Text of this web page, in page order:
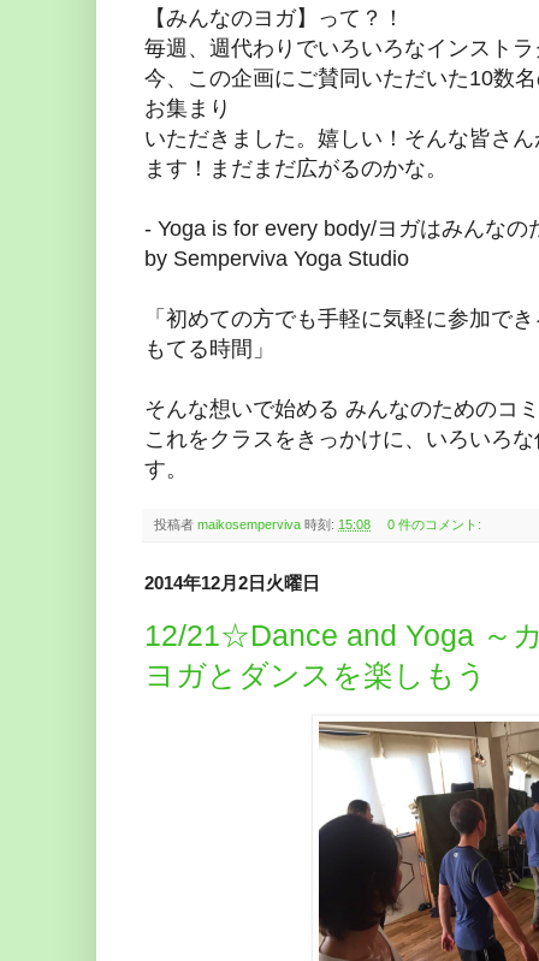
【みんなのヨガ】って？！
毎週、週代わりでいろいろなインスト
今、この企画にご賛同いただいた10数
お集まり
いただきました。嬉しい！そんな皆さ
ます！まだまだ広がるのかな。
- Yoga is for every body/ヨガはみんなの
by Semperviva Yoga Studio
「初めての方でも手軽に気軽に参加で
もてる時間」
そんな想いで始める みんなのためのコ
これをクラスをきっかけに、いろいろ
す。
投稿者 maikosemperviva 時刻: 15:08 0 件のコメント:
2014年12月2日火曜日
12/21☆Dance and Yoga ～
ヨガとダンスを楽しもう